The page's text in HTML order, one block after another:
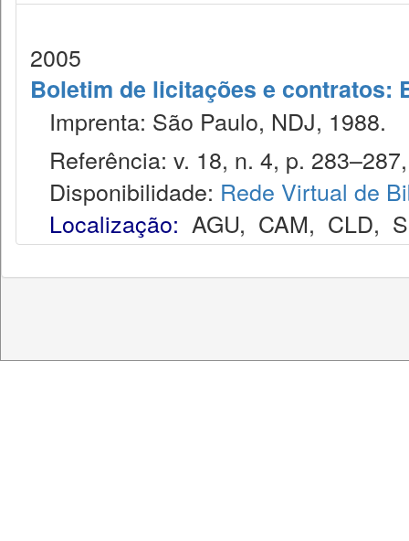
2005
Boletim de licitações e contratos:
Imprenta: São Paulo, NDJ, 1988.
Referência: v. 18, n. 4, p.
Disponibilidade: Rede Virtual de
Localização: AGU, CAM, CLD,